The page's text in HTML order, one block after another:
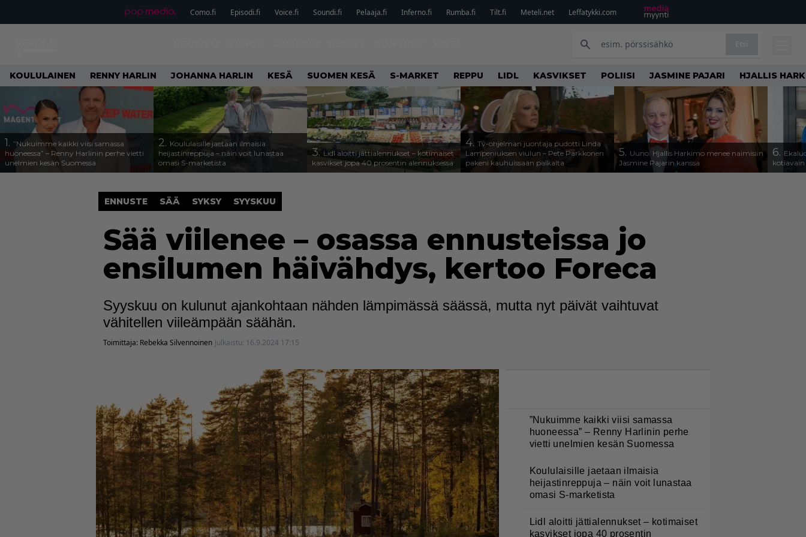
Como.fi Episodi.fi Voice.fi Soundi.fi Pelaaja.fi Inferno.fi Rumba.fi Tilt.fi Meteli.net Leffatykki.com
KOULULAINEN RENNY HARLIN JOHANNA HARLIN KESÄ SUOMEN KESÄ S-MARKET REPPU LIDL KASVIKSET POLIISI JASMINE PAJARI HJALLIS
1. ”Nukuimme kaikki viisi samassa
huoneessa” – Renny Harlinin perhe vietti
unelmien kesän Suomessa
2. Koululaisille jaetaan ilmaisia
heijastinreppuja – näin voit lunastaa
omasi S-marketista
3. Lidl aloitti jättialennukset – kotimaiset
kasvikset jopa 40 prosentin alennuksessa
4. Tv-ohjelman juontaja pudotti Linda
Lampeniuksen viulun – Pete Parkkonen
pakeni kauhuissaan paikalta
5. Uuno: Hjallis Harkimo menee naimisiin
Jasmine Pajarin kanssa
6.
kotiavain
ENNUSTE SÄÄ SYKSY SYYSKUU
Sää viilenee – osassa ennusteissa jo
ensilumen häivähdys, kertoo Foreca
Syyskuu on kulunut ajankohtaan nähden lämpimässä säässä, mutta nyt päivät vaihtuvat
vähitellen viileämpään säähän.
Toimittaja: Rebekka Silvennoinen Julkaistu: 16.9.2024 17:15
”Nukuimme kaikki viisi samassa
huoneessa” – Renny Harlinin perhe
vietti unelmien kesän Suomessa
Koululaisille jaetaan ilmaisia
heijastinreppuja – näin voit lunastaa
omasi S-marketista
Lidl aloitti jättialennukset – kotimaiset
kasvikset jopa 40 prosentin